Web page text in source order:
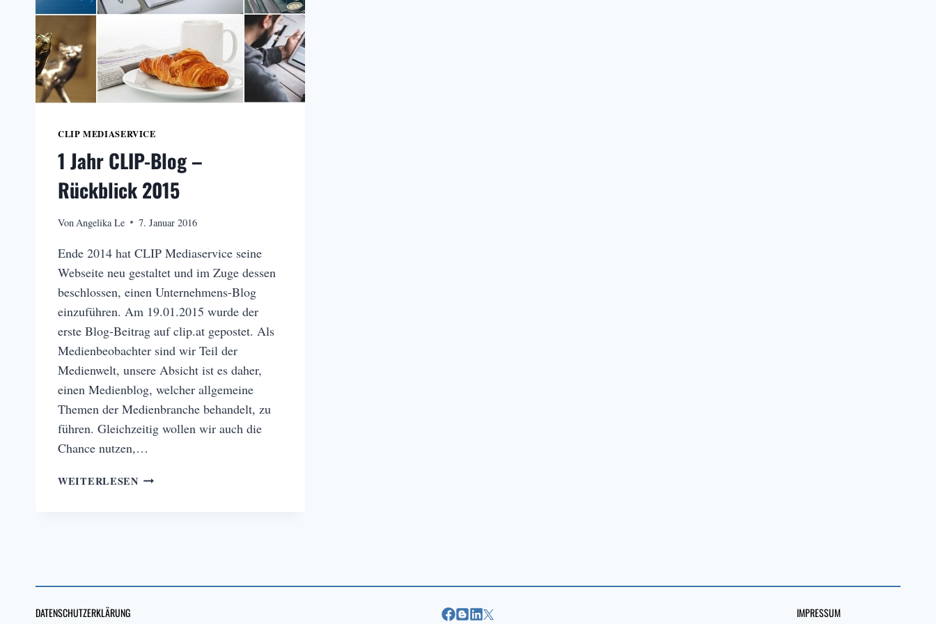
CLIP MEDIASERVICE
1 Jahr CLIP-Blog –
Rückblick 2015
VonAngelika Le 7. Januar 2016
Ende 2014 hat CLIP Mediaservice seine
Webseite neu gestaltet und im Zuge dessen
beschlossen, einen Unternehmens-Blog
einzuführen. Am 19.01.2015 wurde der
erste Blog-Beitrag auf clip.at gepostet. Als
Medienbeobachter sind wir Teil der
Medienwelt, unsere Absicht ist es daher,
einen Medienblog, welcher allgemeine
Themen der Medienbranche behandelt, zu
führen. Gleichzeitig wollen wir auch die
Chance nutzen,…
WEITERLESEN1
DATENSCHUTZERKLÄRUNG IMPRESSUM